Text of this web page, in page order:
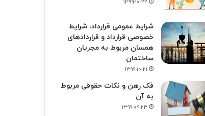
۱۳۹۹-۱۰-۲۲
شرایط عمومی قرارداد، شرایط
خصوصی قرارداد و قراردادهای
همسان مربوط به مجریان
ساختمان
۱۳۹۹-۱۰-۲۱
فک‌ رهن و نکات حقوقی مربوط
به آن
۱۳۹۹-۰۹-۲۳